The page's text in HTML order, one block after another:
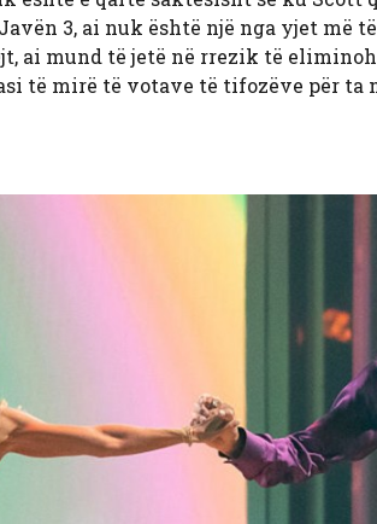
3, ai nuk është një nga yjet më
ai mund të jetë në rrezik të
të mirë të votave të tifozëve për ta